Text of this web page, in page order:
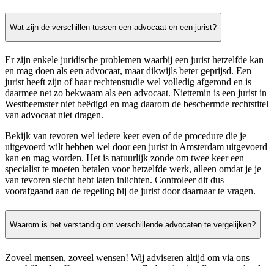
Wat zijn de verschillen tussen een advocaat en een jurist?
Er zijn enkele juridische problemen waarbij een jurist hetzelfde kan
en mag doen als een advocaat, maar dikwijls beter geprijsd. Een
jurist heeft zijn of haar rechtenstudie wel volledig afgerond en is
daarmee net zo bekwaam als een advocaat. Niettemin is een jurist in
Westbeemster niet beëdigd en mag daarom de beschermde rechtstitel
van advocaat niet dragen.
Bekijk van tevoren wel iedere keer even of de procedure die je
uitgevoerd wilt hebben wel door een jurist in Amsterdam uitgevoerd
kan en mag worden. Het is natuurlijk zonde om twee keer een
specialist te moeten betalen voor hetzelfde werk, alleen omdat je je
van tevoren slecht hebt laten inlichten. Controleer dit dus
voorafgaand aan de regeling bij de jurist door daarnaar te vragen.
Waarom is het verstandig om verschillende advocaten te vergelijken?
Zoveel mensen, zoveel wensen! Wij adviseren altijd om via ons